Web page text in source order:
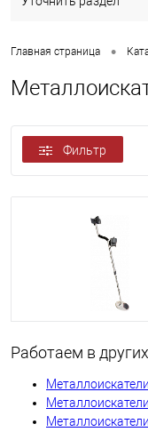
Главная страница •
Фильтр
Работаем в